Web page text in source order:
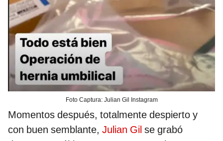
Foto Captura: Julian Gil Instagram
Momentos después, totalmente despierto y
con buen semblante, Julian Gil se grabó